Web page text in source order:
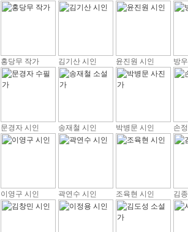
홍당무 작가 김기산 시인 윤진원 시인 방
문경자 시인 송재철 시인 박병문 시인 손
이영구 시인 곽연수 시인 조육현 시인 김